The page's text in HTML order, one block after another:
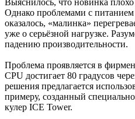
Однако проблемами с
оказалось, «малинка»
уже о серьёзной нагрузке.
падению производительности.
Проблема проявляется в
CPU достигает 80 градусов
решения предлагается
примеру, созданный
кулер ICE Tower.